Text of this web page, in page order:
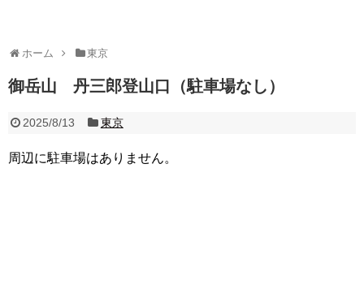
ホーム 東京
御岳山 丹三郎登山口（駐車場なし）
2025/8/13 東京
周辺に駐車場はありません。